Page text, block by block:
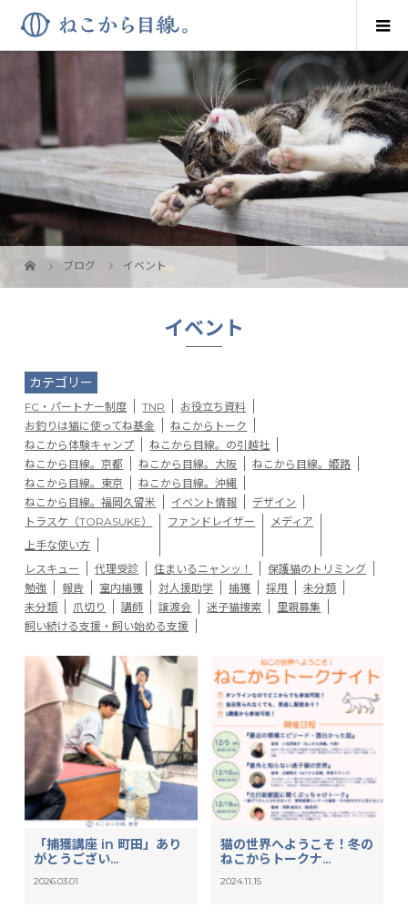
ブログ イベント
イベント
カテゴリー
FC・パートナー制度 TNR
お役立ち資料
お釣りは猫に使ってね基金
ねこからトーク
ねこから体験キャンプ
ねこから目線。の引越社
ねこから目線。京都
ねこから目線。大阪
ねこから目線。姫路
ねこから目線。東京
ねこから目線。沖縄
ねこから目線。福岡久留米
イベント情報
デザイン
トラスケ（TORASUKE）
上手な使い方
ファンドレイザー メディア
レスキュー 代理受診 住まいるニャンッ！
保護猫のトリミング
勉強
報告 室内捕獲 対人援助学 捕獲 採用
未分類
未分類
爪切り 講師 譲渡会 迷子猫捜索
里親募集
飼い続ける支援・飼い始める支援
「捕獲講座 in 町田」あり
がとうござい...
2026.03.01
猫の世界へようこそ！冬の
ねこからトークナ...
2024.11.15